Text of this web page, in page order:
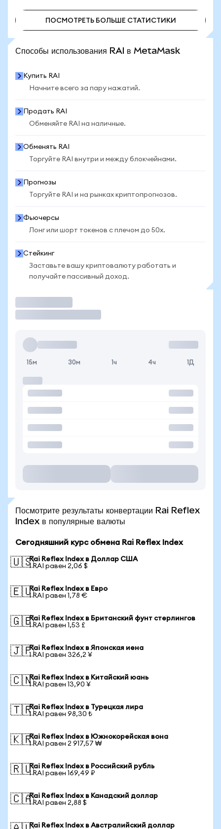
ПОСМОТРЕТЬ БОЛЬШЕ СТАТИСТИКИ
Способы использования RAI в MetaMask
Купить RAI
Начните всего за пару нажатий.
Продать RAI
Обменяйте RAI на наличные.
Обменять RAI
Торгуйте RAI внутри и между блокчейнами.
Прогнозы
Торгуйте RAI и на рынках криптопрогнозов.
Фьючерсы
Лонг или шорт токенов с плечом до 50x.
Стейкинг
Заставьте вашу криптовалюту работать и
получайте пассивный доход.
15м 30м 1ч 4ч 1Д
Посмотрите результаты конвертации Rai Reflex
Index в популярные валюты
Сегодняшний курс обмена Rai Reflex Index
🇺🇸Rai Reflex Index в Доллар США
1 RAI равен 2,06 $
🇪🇺Rai Reflex Index в Евро
1 RAI равен 1,78 €
🇬🇧Rai Reflex Index в Британский фунт стерлингов
1 RAI равен 1,53 £
🇯🇵Rai Reflex Index в Японская иена
1 RAI равен 326,2 ¥
🇨🇳Rai Reflex Index в Китайский юань
1 RAI равен 13,90 ¥
🇹🇷Rai Reflex Index в Турецкая лира
1 RAI равен 98,30 ₺
🇰🇷Rai Reflex Index в Южнокорейская вона
1 RAI равен 2 917,57 ₩
🇷🇺Rai Reflex Index в Российский рубль
1 RAI равен 169,49 ₽
🇨🇦Rai Reflex Index в Канадский доллар
1 RAI равен 2,88 $
Rai Reflex Index в Австралийский доллар